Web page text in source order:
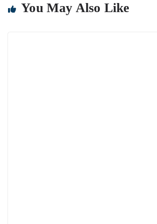
You May Also Like